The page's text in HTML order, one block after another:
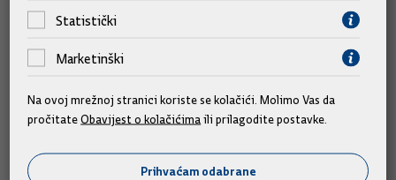
Statistički
Marketinški
Na ovoj mrežnoj stranici koriste se kolačići. Molimo Vas da
pročitateObavijest o kolačićimaili prilagodite postavke.
Prihvaćam odabrane